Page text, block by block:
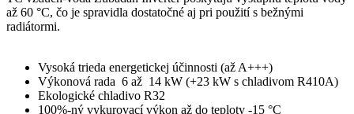
až 60 °C, čo je spravidla dostatočné aj pri použití s bežnými
radiátormi.
Vysoká trieda energetickej účinnosti (až A+++)
Výkonová rada 6 až 14 kW (+23 kW s chladivom R410A)
Ekologické chladivo R32
100%-ný vykurovací výkon až do teploty -15 °C